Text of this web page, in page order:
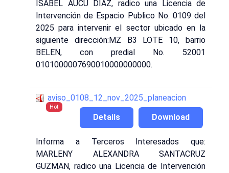
ISABEL AUCU DIAZ, radico una Licencia de
Intervención de Espacio Publico No. 0109 del
2025 para intervenir el sector ubicado en la
siguiente dirección:MZ B3 LOTE 10, barrio
BELEN, con predial No. 52001
0101000007690010000000000.
aviso_0108_12_nov_2025_planeacion
Hot
Download
Details
Informa a Terceros Interesados que:
MARLENY ALEXANDRA SANTACRUZ
GUZMAN, radico una Licencia de Intervención